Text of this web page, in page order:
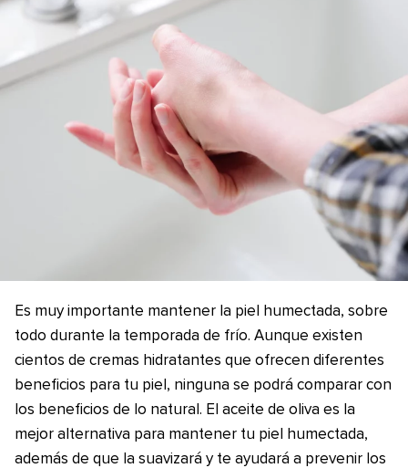
Es muy importante mantener la piel humectada, sobre
todo durante la temporada de frío. Aunque existen
cientos de cremas hidratantes que ofrecen diferentes
beneficios para tu piel, ninguna se podrá comparar con
los beneficios de lo natural. El aceite de oliva es la
mejor alternativa para mantener tu piel humectada,
además de que la suavizará y te ayudará a prevenir los